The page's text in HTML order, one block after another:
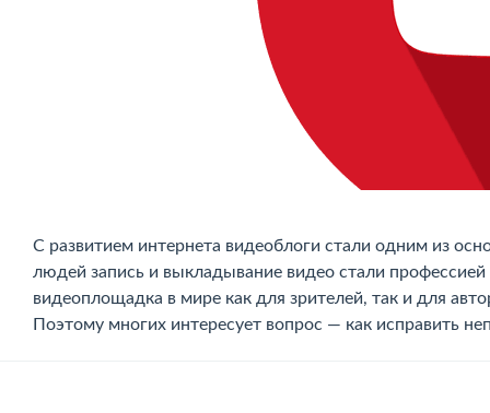
С развитием интернета видеоблоги стали одним из
людей запись и выкладывание видео стали
видеоплощадка в мире как для зрителей, так и для
Поэтому многих интересует вопрос — как исправить